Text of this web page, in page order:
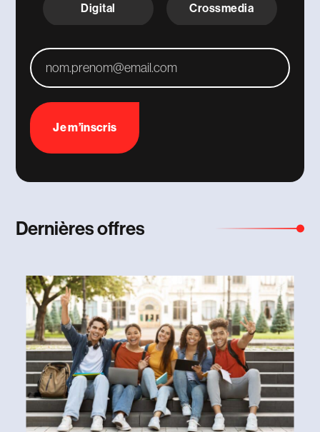
m
a
t
u
e
s
*
Digital Crossmedia
A
d
r
e
s
e
e
m
Dernières offres